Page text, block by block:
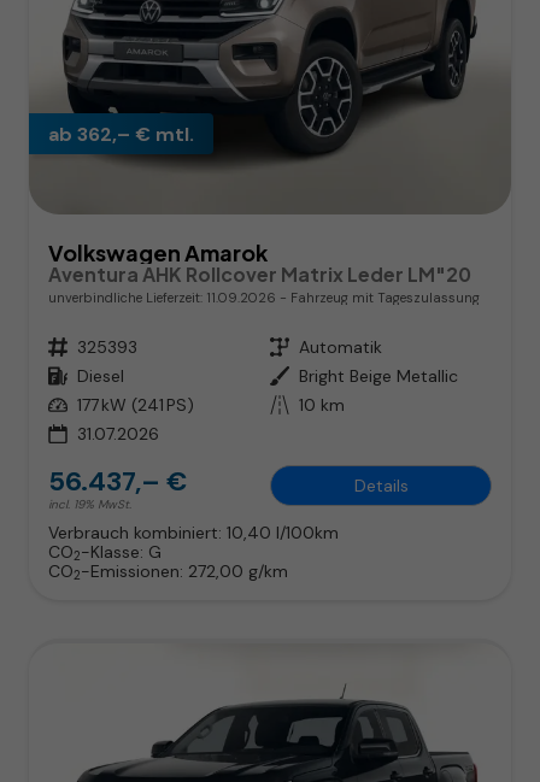
ab 362,– € mtl.
Volkswagen Amarok
Aventura AHK Rollcover Matrix Leder LM"20
unverbindliche Lieferzeit: 11.09.2026 Fahrzeug mit Tageszulassung
Fahrzeugnr. 325393 Getriebe Automatik
Kraftstoff Diesel Außenfarbe Bright Beige Metallic
Leistung 177 kW (241 PS) Kilometerstand 10 km
31.07.2026
56.437,– €
incl. 19% MwSt.
Details
Verbrauch kombiniert: 10,40 l/100km
CO2-Klasse: G
CO2-Emissionen: 272,00 g/km